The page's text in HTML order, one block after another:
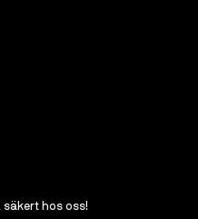
säkert hos oss!